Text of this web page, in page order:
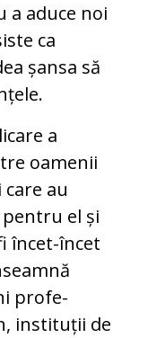
aduce noi
ca
șansa să
a
oamenii
au
el și
încet-încet
pro­fe­
instituții de